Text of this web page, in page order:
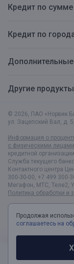
© 2026, ПАО «Норвик
ул. Зацепский Вал, д. 5
Информация о
с физическими лицами
кредитной
Служба текущего
Контактного центра
300-30-00, +7 499 300-
Мегафон, МТС, Теле2,
Политика обработки
Раскрытие
№6496-У
Кредит по сумме
Кредит по
Другие продукты
Продолжая
соглашаетесь на